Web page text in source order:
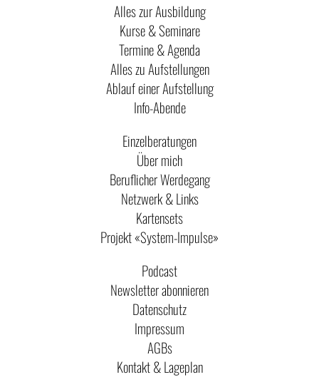
Alles zur Ausbildung
Kurse & Seminare
Termine & Agenda
Alles zu Aufstellungen
Ablauf einer Aufstellung
Info-Abende
Einzelberatungen
Über mich
Beruflicher Werdegang
Netzwerk & Links
Kartensets
Projekt «System-Impulse»
Podcast
Newsletter abonnieren
Datenschutz
Impressum
AGBs
Kontakt & Lageplan